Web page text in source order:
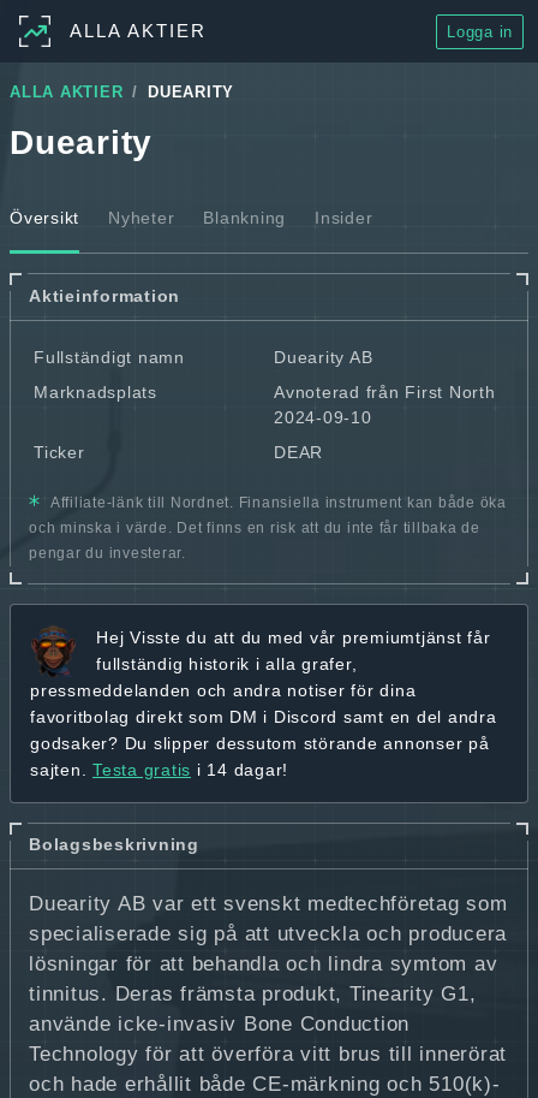
ALLA AKTIER Logga in
ALLA AKTIER DUEARITY
Duearity
Översikt Nyheter Blankning Insider
Aktieinformation
Fullständigt namn
Duearity AB
Marknadsplats
Avnoterad från First North
2024-09-10
Ticker
DEAR
Affiliate-länk till Nordnet. Finansiella instrument kan både öka
och minska i värde. Det finns en risk att du inte får tillbaka de
pengar du investerar.
Hej Visste du att du med vår premiumtjänst får
fullständig historik i alla grafer,
pressmeddelanden och andra notiser för dina
favoritbolag direkt som DM i Discord samt en del andra
godsaker? Du slipper dessutom störande annonser på
sajten. Testa gratis i 14 dagar!
Bolagsbeskrivning
Duearity AB var ett svenskt medtechföretag som
specialiserade sig på att utveckla och producera
lösningar för att behandla och lindra symtom av
tinnitus. Deras främsta produkt, Tinearity G1,
använde icke-invasiv Bone Conduction
Technology för att överföra vitt brus till innerörat
och hade erhållit både CE-märkning och 510(k)-